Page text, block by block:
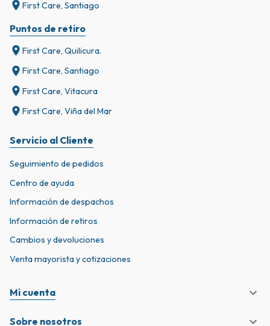
First Care, Santiago
Puntos de retiro
First Care, Quilicura.
First Care, Santiago
First Care, Vitacura
First Care, Viña del Mar
Servicio al Cliente
Seguimiento de pedidos
Centro de ayuda
Información de despachos
Información de retiros
Cambios y devoluciones
Venta mayorista y cotizaciones
Mi cuenta
Sobre nosotros